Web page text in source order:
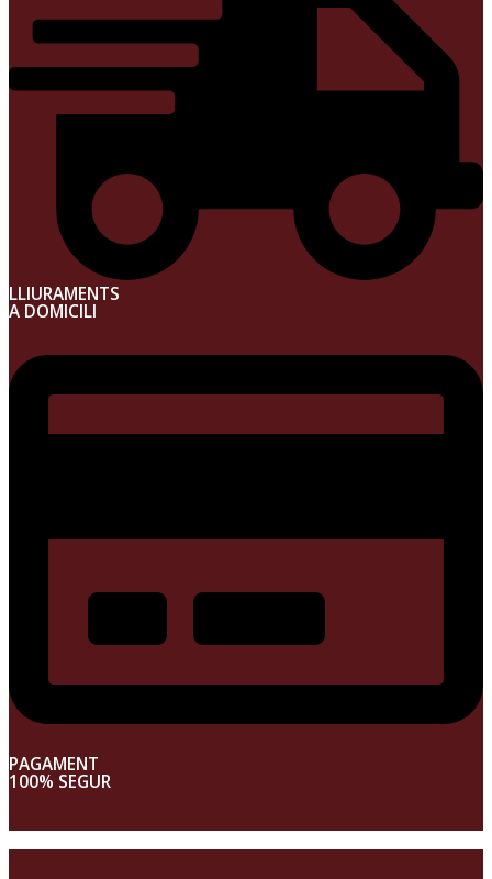
LLIURAMENTS
A DOMICILI
PAGAMENT
100% SEGUR